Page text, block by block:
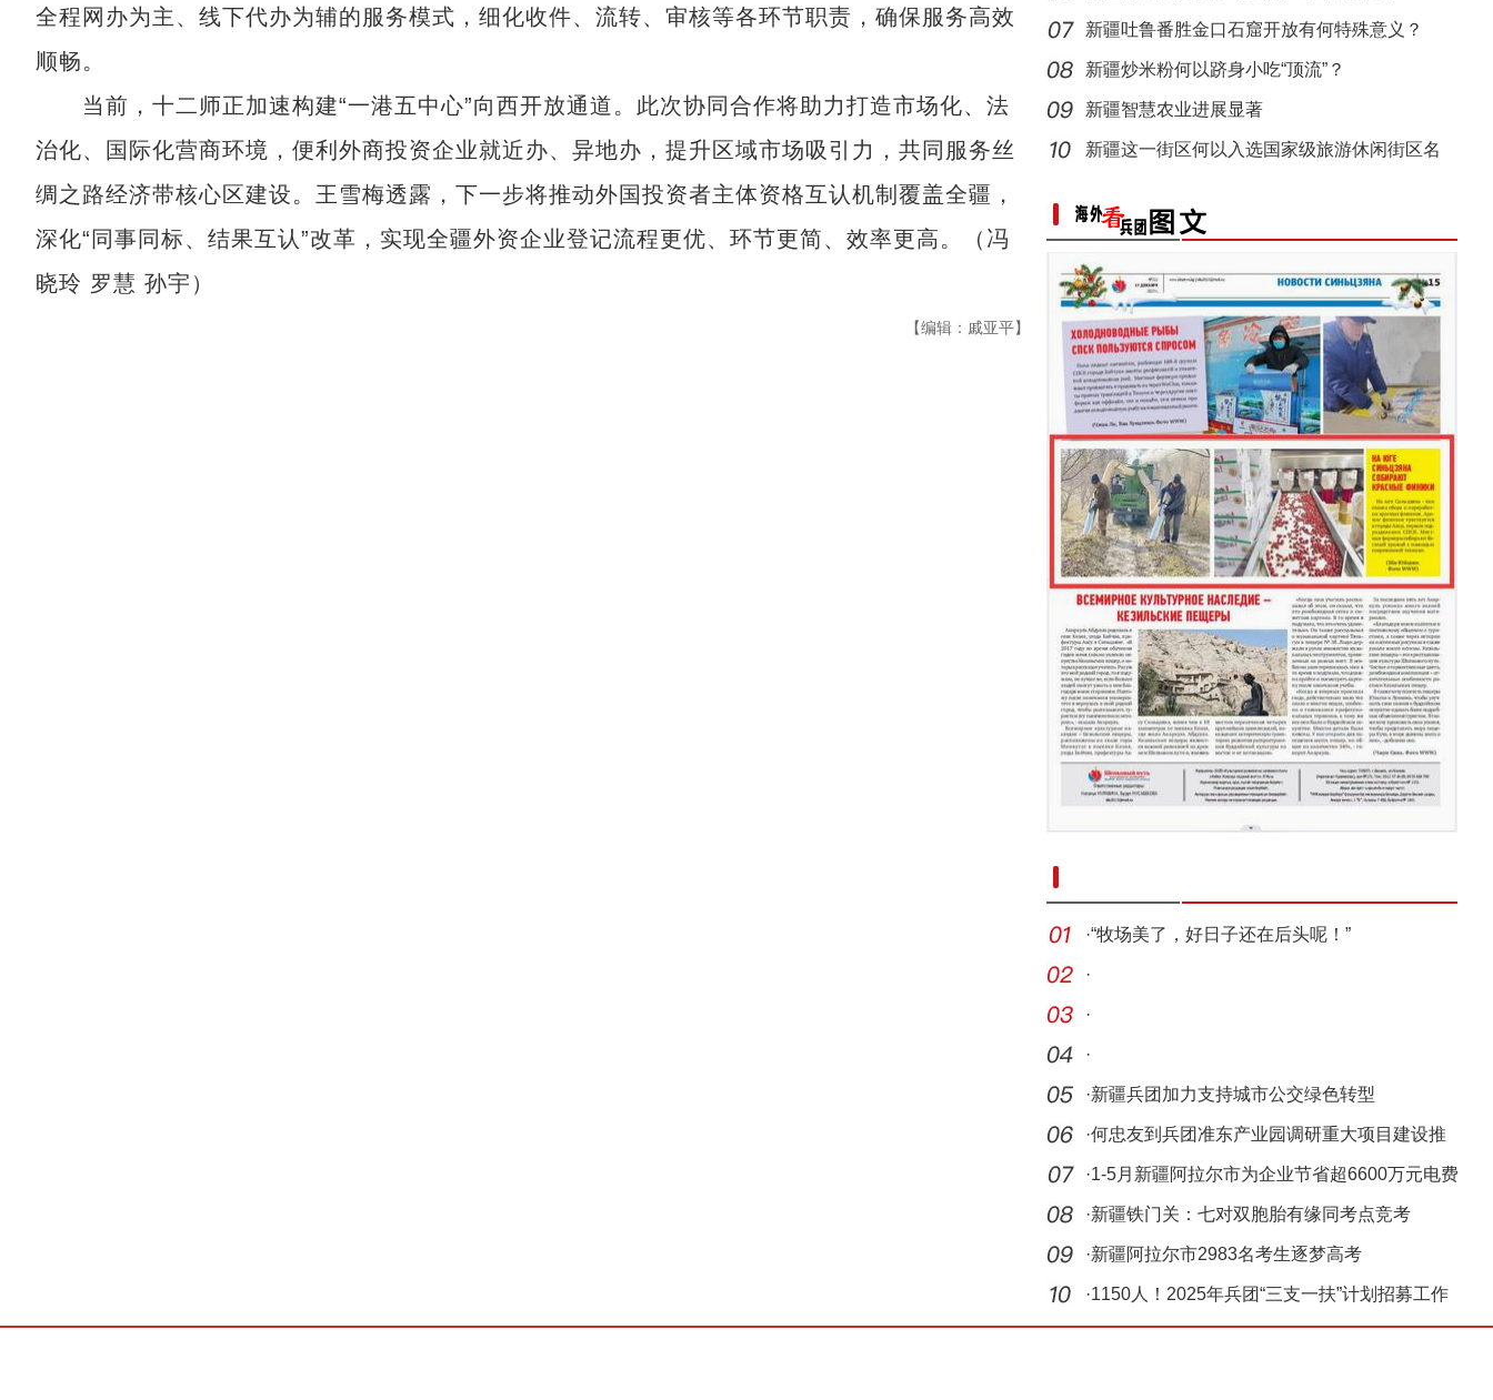
全程网办为主、线下代办为辅的服务模式，细化收件、流转、审核等各环节职责，确保服务高效
顺畅。
当前，十二师正加速构建“一港五中心”向西开放通道。此次协同合作将助力打造市场化、法
治化、国际化营商环境，便利外商投资企业就近办、异地办，提升区域市场吸引力，共同服务丝
绸之路经济带核心区建设。王雪梅透露，下一步将推动外国投资者主体资格互认机制覆盖全疆，
深化“同事同标、结果互认”改革，实现全疆外资企业登记流程更优、环节更简、效率更高。（冯
晓玲 罗慧 孙宇）
【编辑：戚亚平】
化”到“产
新疆吐鲁番胜金口石窟开放有何特殊意义？
新疆炒米粉何以跻身小吃“顶流”？
新疆智慧农业进展显著
新疆这一街区何以入选国家级旅游休闲街区名
·“牧场美了，好日子还在后头呢！”
·
·
·
·新疆兵团加力支持城市公交绿色转型
·何忠友到兵团准东产业园调研重大项目建设推
进情况
·1-5月新疆阿拉尔市为企业节省超6600万元电费
·新疆铁门关：七对双胞胎有缘同考点竞考
·新疆阿拉尔市2983名考生逐梦高考
·1150人！2025年兵团“三支一扶”计划招募工作
启动